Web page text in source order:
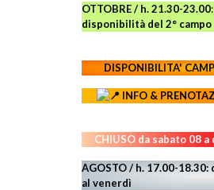
OTTOBRE / h. 21.30-23.00
disponibilità del 2° campo
DISPONIBILITA'
INFO &
CHIUSO da sabato 08
AGOSTO / h. 17.00-
al venerdì